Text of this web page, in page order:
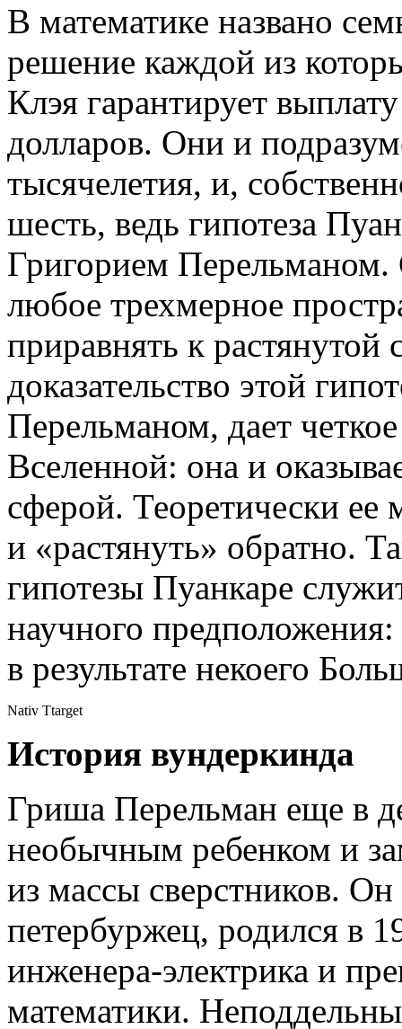
В математике названо
решение каждой из
Клэя гарантирует
долларов. Они и
тысячелетия, и,
шесть, ведь гипотеза
Григорием Перельманом.
любое трехмерное
приравнять к
доказательство этой
Перельманом, дает
Вселенной: она и
сферой. Теоретически ее
и «растянуть» обратно.
гипотезы Пуанкаре
научного
в результате некоего
Nativ Ttarget
История вундеркинда
Гриша Перельман еще в
необычным ребенком и
из массы сверстников.
петербуржец, родился в
инженера-электрика и
математики.